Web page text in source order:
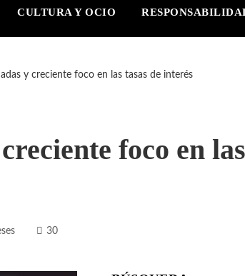
CULTURA Y OCIO
y creciente foco en las tasas de interés
foco en
30